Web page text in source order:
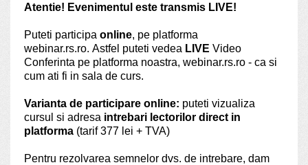
Atentie! Evenimentul este transmis LIVE!
Puteti participa online, pe platforma
webinar.rs.ro. Astfel puteti vedea LIVE Video
Conferinta pe platforma noastra, webinar.rs.ro - ca si
cum ati fi in sala de curs.
Varianta de participare online: puteti vizualiza
cursul si adresa intrebari lectorilor direct in
platforma (tarif 377 lei + TVA)
Pentru rezolvarea semnelor dvs. de intrebare, dam